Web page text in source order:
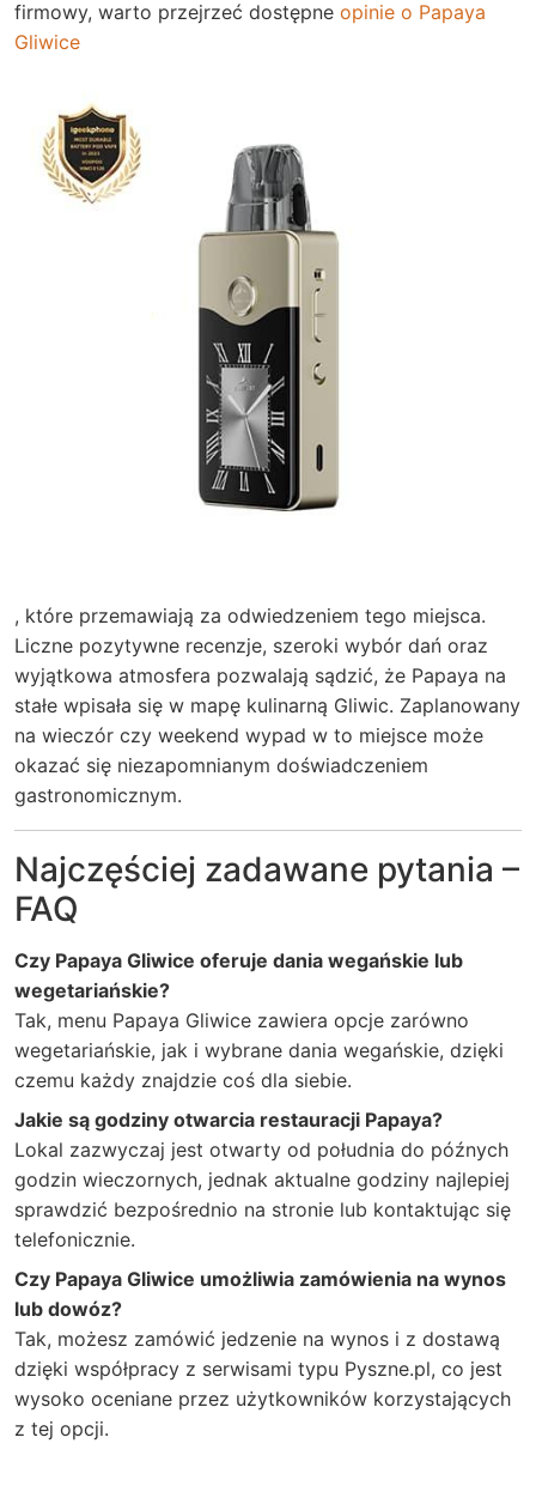
firmowy, warto przejrzeć dostępne opinie o Papaya
Gliwice
, które przemawiają za odwiedzeniem tego miejsca.
Liczne pozytywne recenzje, szeroki wybór dań oraz
wyjątkowa atmosfera pozwalają sądzić, że Papaya na
stałe wpisała się w mapę kulinarną Gliwic. Zaplanowany
na wieczór czy weekend wypad w to miejsce może
okazać się niezapomnianym doświadczeniem
gastronomicznym.
Najczęściej zadawane pytania –
FAQ
Czy Papaya Gliwice oferuje dania wegańskie lub
wegetariańskie?
Tak, menu Papaya Gliwice zawiera opcje zarówno
wegetariańskie, jak i wybrane dania wegańskie, dzięki
czemu każdy znajdzie coś dla siebie.
Jakie są godziny otwarcia restauracji Papaya?
Lokal zazwyczaj jest otwarty od południa do późnych
godzin wieczornych, jednak aktualne godziny najlepiej
sprawdzić bezpośrednio na stronie lub kontaktując się
telefonicznie.
Czy Papaya Gliwice umożliwia zamówienia na wynos
lub dowóz?
Tak, możesz zamówić jedzenie na wynos i z dostawą
dzięki współpracy z serwisami typu Pyszne.pl, co jest
wysoko oceniane przez użytkowników korzystających
z tej opcji.